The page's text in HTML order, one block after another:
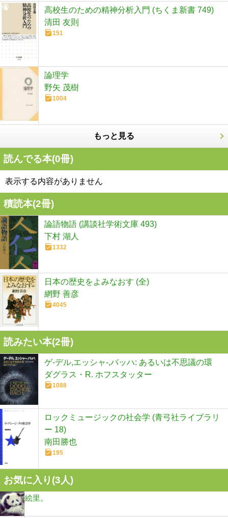
高校生のための精神分析入門 (ちくま新書 749)
清田 友則
151
論理学
野矢 茂樹
1004
もっと見る
読んでる本(0冊)
表示する内容がありません
積読本(2冊)
論語物語 (講談社学術文庫 493)
下村 湖人
1332
日本の歴史をよみなおす (全)
網野 善彦
4045
読みたい本(2冊)
ゲ-デル,エッシャ-,バッハ: あるいは不思議の環
ダグラス・R. ホフスタッター
1088
ロックミュージックの社会学 (青弓社ライブラリ
ー 18)
南田勝也
195
お気に入り(3人)
絵里。